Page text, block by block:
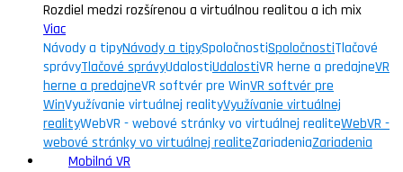
Rozdiel medzi rozšírenou a virtuálnou realitou a ich mix
Viac
Návody a tipyNávody a tipySpoločnostiSpoločnostiTlačové
správyTlačové správyUdalostiUdalostiVR herne a predajneVR
herne a predajneVR softvér pre WinVR softvér pre
WinVyužívanie virtuálnej realityVyužívanie virtuálnej
realityWebVR - webové stránky vo virtuálnej realiteWebVR -
webové stránky vo virtuálnej realiteZariadeniaZariadenia
Mobilná VR